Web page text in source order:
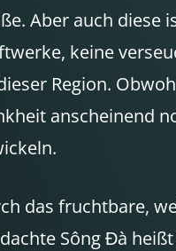
Aber auch diese
keine
Region.
anscheinend
das fruchtbare,
Sông Đà